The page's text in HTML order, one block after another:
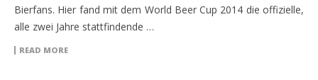
Bierfans. Hier fand mit dem World Beer Cup 2014 die offizielle,
alle zwei Jahre stattfindende …
READ MORE